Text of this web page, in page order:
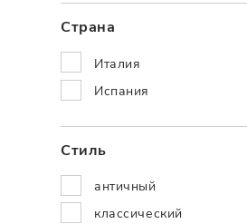
Страна
Италия
Испания
Стиль
античный
классический